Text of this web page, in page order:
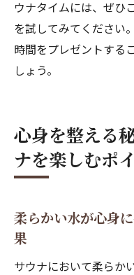
ュ法
サウナ後の
させる
る
ウナタイムには、ぜひ
を試してみてください
時間をプレゼントする
しょう。
心身を整える
ナを楽しむポ
柔らかい水が心身
果
サウナにおいて柔らか